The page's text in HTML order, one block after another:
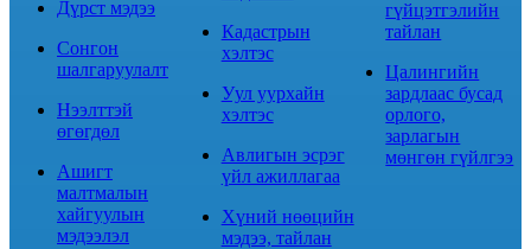
Дүрст мэдээ
Сонгон
шалгаруулалт
Нээлттэй
өгөгдөл
Ашигт
малтмалын
хайгуулын
мэдээлэл
Кадастрын
хэлтэс
Уул уурхайн
хэлтэс
Авлигын эсрэг
үйл ажиллагаа
Хүний нөөцийн
мэдээ, тайлан
гүйцэтгэлийн
тайлан
Цалингийн
зардлаас бусад
орлого,
зарлагын
мөнгөн гүйлгээ